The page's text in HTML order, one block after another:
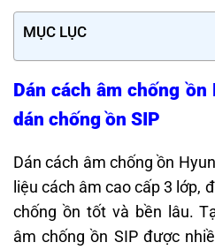
MỤC LỤC
Dán cách âm chống
dán chống ồn SIP
Dán cách âm chống ồn
liệu cách âm cao cấp 3 lớp,
chống ồn tốt và bền lâu.
âm chống ồn SIP được